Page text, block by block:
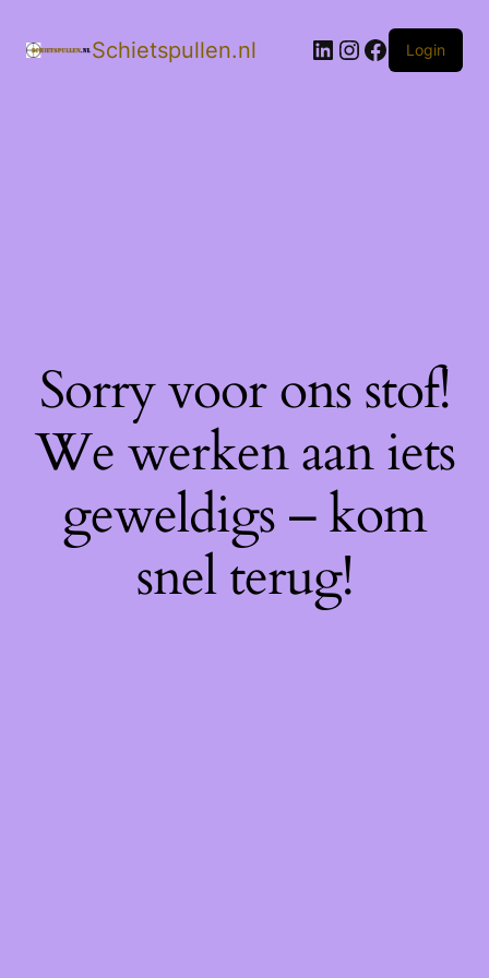
Schietspullen.nl LinkedIn
Instagram
Facebook
Login
Sorry voor ons stof!
We werken aan iets
geweldigs – kom
snel terug!